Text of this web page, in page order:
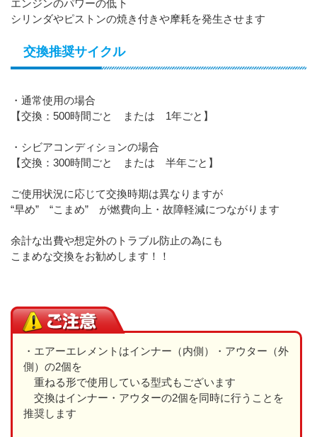
エンジンのパワーの低下
シリンダやピストンの焼き付きや摩耗を発生させます
交換推奨サイクル
・通常使用の場合
【交換：500時間ごと または 1年ごと】
・シビアコンディションの場合
【交換：300時間ごと または 半年ごと】
ご使用状況に応じて交換時期は異なりますが
“早め” “こまめ” が燃費向上・故障軽減につながります
余計な出費や想定外のトラブル防止の為にも
こまめな交換をお勧めします！！
・エアーエレメントはインナー（内側）・アウター（外
側）の2個を
重ねる形で使用している型式もございます
交換はインナー・アウターの2個を同時に行うことを
推奨します